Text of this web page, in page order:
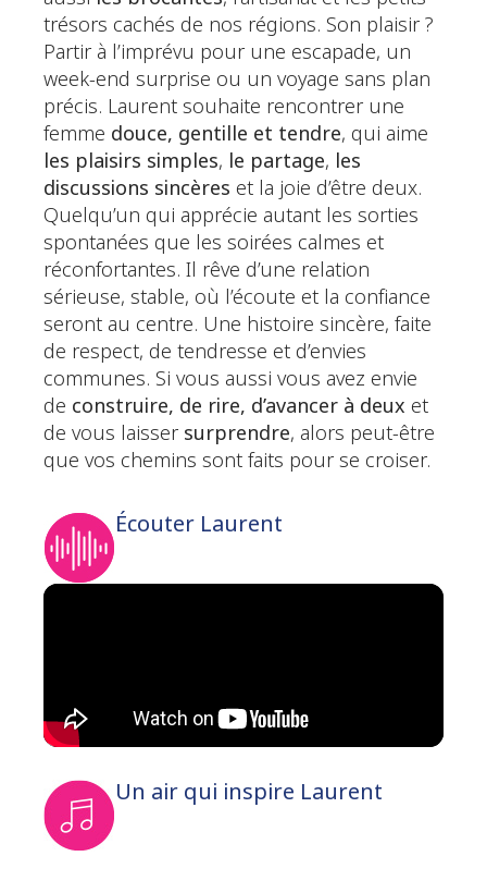
trésors cachés de nos régions. Son plaisir ?
Partir à l’imprévu pour une escapade, un
week-end surprise ou un voyage sans plan
précis. Laurent souhaite rencontrer une
femme douce, gentille et tendre, qui aime
les plaisirs simples, le partage, les
discussions sincères et la joie d’être deux.
Quelqu’un qui apprécie autant les sorties
spontanées que les soirées calmes et
réconfortantes. Il rêve d’une relation
sérieuse, stable, où l’écoute et la confiance
seront au centre. Une histoire sincère, faite
de respect, de tendresse et d’envies
communes. Si vous aussi vous avez envie
de construire, de rire, d’avancer à deux et
de vous laisser surprendre, alors peut-être
que vos chemins sont faits pour se croiser.
Écouter Laurent
Un air qui inspire Laurent